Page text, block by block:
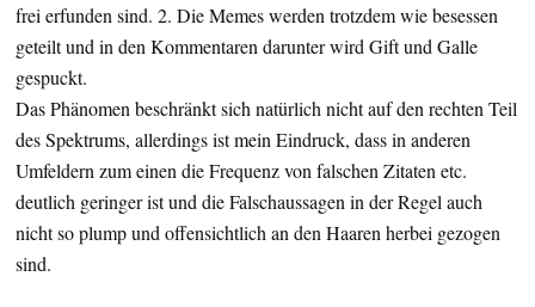
frei erfunden sind. 2. Die Memes werden trotzdem wie besessen
geteilt und in den Kommentaren darunter wird Gift und Galle
gespuckt.
Das Phänomen beschränkt sich natürlich nicht auf den rechten Teil
des Spektrums, allerdings ist mein Eindruck, dass in anderen
Umfeldern zum einen die Frequenz von falschen Zitaten etc.
deutlich geringer ist und die Falschaussagen in der Regel auch
nicht so plump und offensichtlich an den Haaren herbei gezogen
sind.